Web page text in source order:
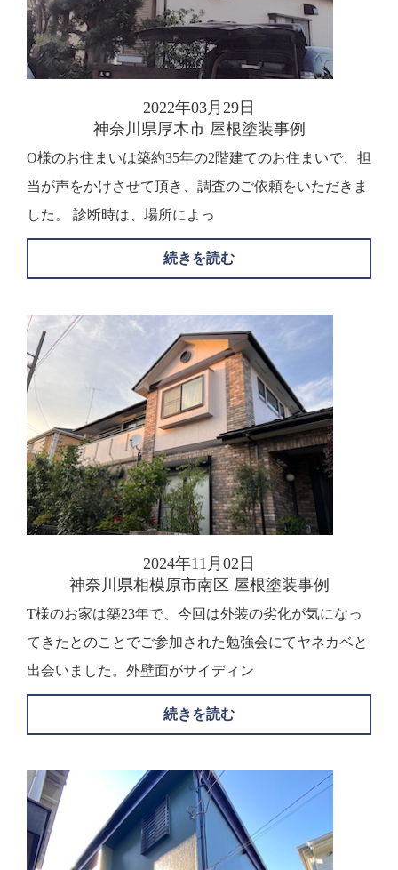
2022年03月29日
神奈川県厚木市 屋根塗装事例
O様のお住まいは築約35年の2階建てのお住まいで、担
当が声をかけさせて頂き、調査のご依頼をいただきま
した。 診断時は、場所によっ
続きを読む
2024年11月02日
神奈川県相模原市南区 屋根塗装事例
T様のお家は築23年で、今回は外装の劣化が気になっ
てきたとのことでご参加された勉強会にてヤネカベと
出会いました。外壁面がサイディン
続きを読む